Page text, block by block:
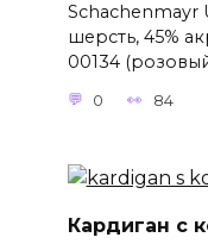
Schachenmayr
шерсть, 45%
00134
0 84
Кардиган с